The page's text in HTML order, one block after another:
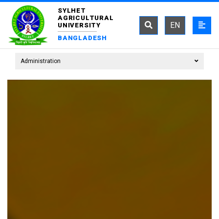
SYLHET
AGRICULTURAL
UNIVERSITY
BANGLADESH
EN
Administration